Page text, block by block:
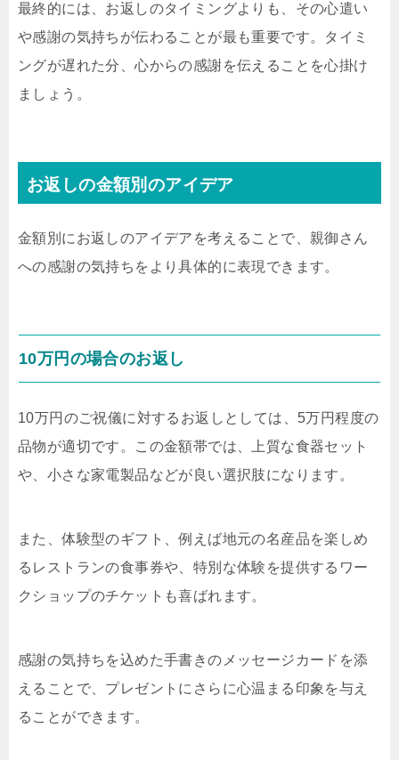
最終的には、お返しのタイミングよりも、その心遣い
や感謝の気持ちが伝わることが最も重要です。タイミ
ングが遅れた分、心からの感謝を伝えることを心掛け
ましょう。
お返しの金額別のアイデア
金額別にお返しのアイデアを考えることで、親御さん
への感謝の気持ちをより具体的に表現できます。
10万円の場合のお返し
10万円のご祝儀に対するお返しとしては、5万円程度の
品物が適切です。この金額帯では、上質な食器セット
や、小さな家電製品などが良い選択肢になります。
また、体験型のギフト、例えば地元の名産品を楽しめ
るレストランの食事券や、特別な体験を提供するワー
クショップのチケットも喜ばれます。
感謝の気持ちを込めた手書きのメッセージカードを添
えることで、プレゼントにさらに心温まる印象を与え
ることができます。